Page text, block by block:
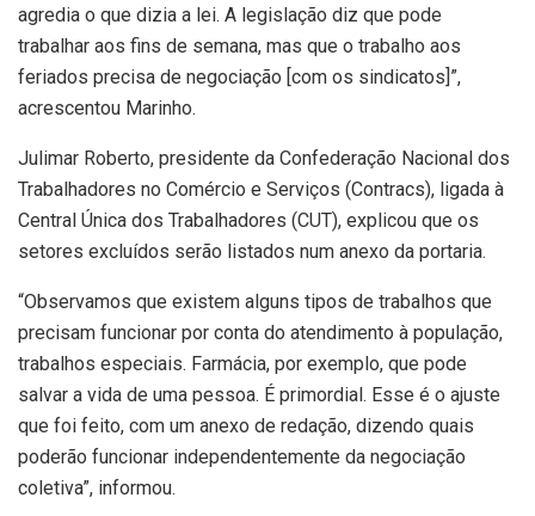
agredia o que dizia a lei. A legislação diz que pode
trabalhar aos fins de semana, mas que o trabalho aos
feriados precisa de negociação [com os sindicatos]”,
acrescentou Marinho.
Julimar Roberto, presidente da Confederação Nacional dos
Trabalhadores no Comércio e Serviços (Contracs), ligada à
Central Única dos Trabalhadores (CUT), explicou que os
setores excluídos serão listados num anexo da portaria.
“Observamos que existem alguns tipos de trabalhos que
precisam funcionar por conta do atendimento à população,
trabalhos especiais. Farmácia, por exemplo, que pode
salvar a vida de uma pessoa. É primordial. Esse é o ajuste
que foi feito, com um anexo de redação, dizendo quais
poderão funcionar independentemente da negociação
coletiva”, informou.